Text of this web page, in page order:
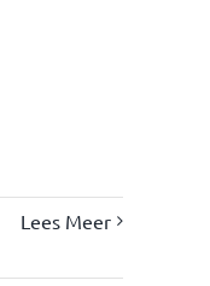
Lees Meer